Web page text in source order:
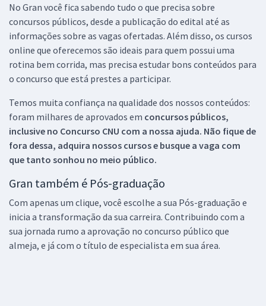
No Gran você fica sabendo tudo o que precisa sobre
concursos públicos, desde a publicação do edital até as
informações sobre as vagas ofertadas. Além disso, os cursos
online que oferecemos são ideais para quem possui uma
rotina bem corrida, mas precisa estudar bons conteúdos para
o concurso que está prestes a participar.
Temos muita confiança na qualidade dos nossos conteúdos:
foram milhares de aprovados em concursos públicos,
inclusive no Concurso CNU com a nossa ajuda. Não fique de
fora dessa, adquira nossos cursos e busque a vaga com
que tanto sonhou no meio público.
Gran também é Pós-graduação
Com apenas um clique, você escolhe a sua Pós-graduação e
inicia a transformação da sua carreira. Contribuindo com a
sua jornada rumo a aprovação no concurso público que
almeja, e já com o título de especialista em sua área.